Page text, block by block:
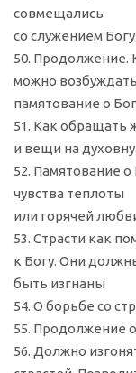
совмещались
со служением Богу
50. Продолжение.
можно
памятование о
51. Как обращать
и вещи на
52. Памятование
чувства теплоты
или горячей
53. Страсти как
к Богу. Они
быть изгнаны
54. О борьбе со
55. Продолжение
56. Должно